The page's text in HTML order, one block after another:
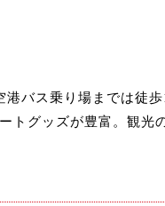
バス乗り場までは徒
トグッズが豊富。観光